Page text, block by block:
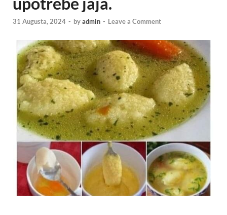
31 Augusta, 2024 - byadmin - Leave a Comment